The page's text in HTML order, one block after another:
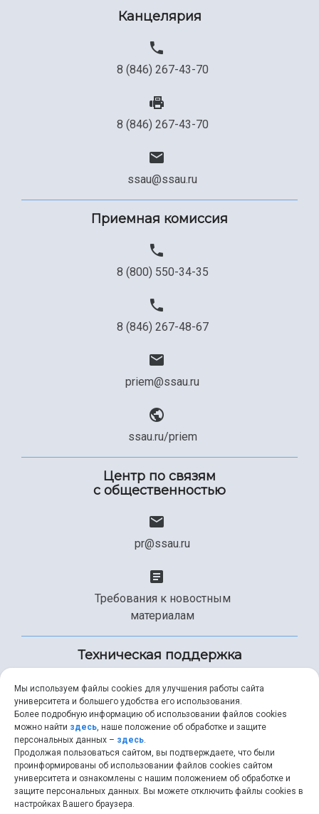
Канцелярия
8 (846) 267-43-70
8 (846) 267-43-70
ssau@ssau.ru
Приемная комиссия
8 (800) 550-34-35
8 (846) 267-48-67
priem@ssau.ru
ssau.ru/priem
Центр по связям
с общественностью
pr@ssau.ru
Требования к новостным
материалам
Техническая поддержка
+7 (846) 267-49-99
help@ssau.ru
Мы используем файлы cookies для улучшения работы сайта
университета и большего удобства его использования.
Более подробную информацию об использовании файлов cookies
можно найти здесь, наше положение об обработке и защите
персональных данных – здесь.
Продолжая пользоваться сайтом, вы подтверждаете, что были
проинформированы об использовании файлов cookies сайтом
университета и ознакомлены с нашим положением об обработке и
защите персональных данных. Вы можете отключить файлы cookies в
настройках Вашего браузера.